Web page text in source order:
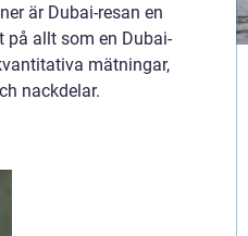
är Dubai-resan en
på allt som en Dubai-
mätningar,
nackdelar.